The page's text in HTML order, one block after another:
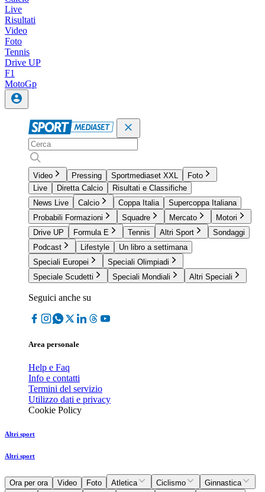
Live
Risultati
Video
Foto
Tennis
Drive UP
F1
MotoGp
Video Pressing Sportmediaset XXL
Foto
Live
Diretta Calcio
Risultati e Classifiche
News Live
Calcio Coppa Italia
Supercoppa Italiana
Probabili Formazioni
Squadre Mercato
Motori
Drive UP
Formula E Tennis Altri Sport
Sondaggi
Podcast
Lifestyle
Un libro a settimana
Speciali Europei
Speciali Olimpiadi
Speciale Scudetti
Speciali Mondiali Altri Speciali
Seguici anche su
Area personale
Help e Faq
Info e contatti
Termini del servizio
Utilizzo dati e privacy
Cookie Policy
Altri sport
Altri sport
Ora per ora Video Foto Atletica Ciclismo
Ginnastica